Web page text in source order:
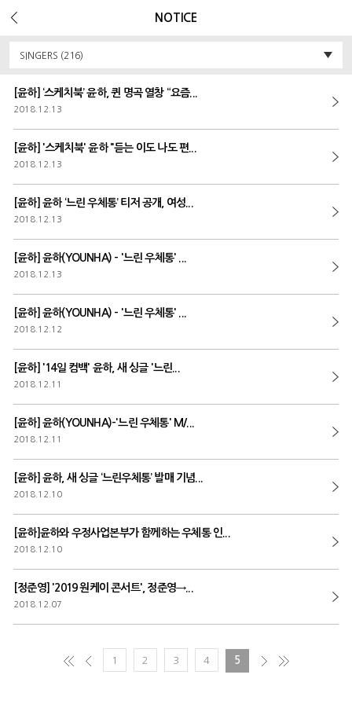
NOTICE
SINGERS (216)
[윤하] ‘스케치북’ 윤하, 퀸 명곡 열창 “요즘...
2018.12.13
[윤하] '스케치북' 윤하 "듣는 이도 나도 편...
2018.12.13
[윤하] 윤하 ‘느린 우체통’ 티저 공개, 여성...
2018.12.13
[윤하] 윤하(YOUNHA) - '느린 우체통' ...
2018.12.13
[윤하] 윤하(YOUNHA) - '느린 우체통' ...
2018.12.12
[윤하] '14일 컴백' 윤하, 새 싱글 '느린...
2018.12.11
[윤하] 윤하(YOUNHA)-'느린 우체통' M/...
2018.12.11
[윤하] 윤하, 새 싱글 ‘느린우체통’ 발매 기념...
2018.12.10
[윤하]윤하와 우정사업본부가 함께하는 우체통 인...
2018.12.10
[정준영] '2019 원케이 콘서트', 정준영→...
2018.12.07
1 2 3 4 5